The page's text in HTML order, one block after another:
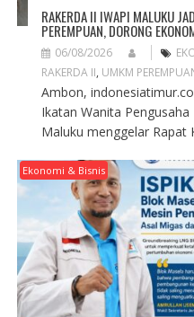
RAKERDA II IWAPI MALUKU
PEREMPUAN, DORONG
06/08/2026
RAKERDA II, UMKM
Ambon,
Ikatan Wanita
Maluku menggelar Rapat
Ekonomi & Bisnis